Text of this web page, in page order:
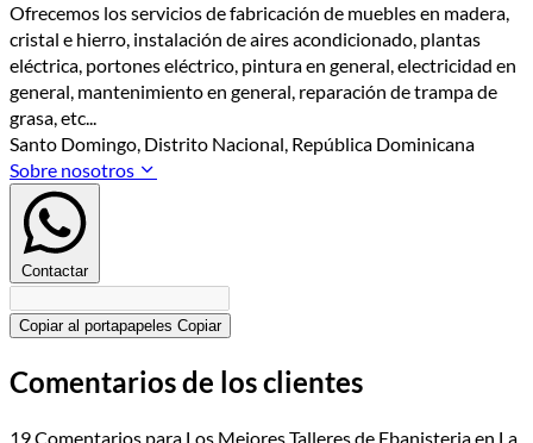
Ofrecemos los servicios de fabricación de muebles en madera,
cristal e hierro, instalación de aires acondicionado, plantas
eléctrica, portones eléctrico, pintura en general, electricidad en
general, mantenimiento en general, reparación de trampa de
grasa, etc...
Santo Domingo, Distrito Nacional, República Dominicana
Sobre nosotros
Contactar
Copiar al portapapeles Copiar
Comentarios de los clientes
19 Comentarios para Los Mejores Talleres de Ebanisteria en La